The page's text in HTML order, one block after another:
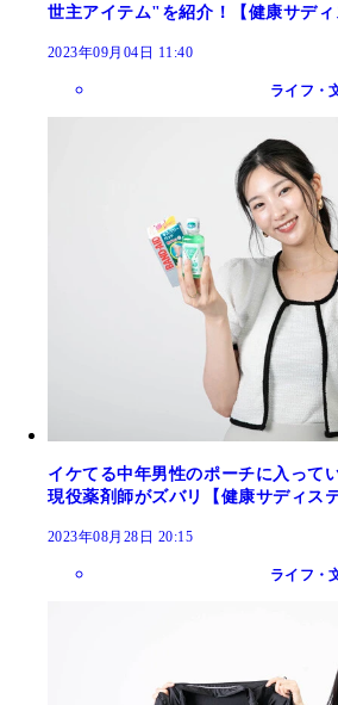
世主アイテム"を紹介！【健康サデ
2023年09月04日 11:40
ライフ・
イケてる中年男性のポーチに入って
現役薬剤師がズバリ【健康サディス
2023年08月28日 20:15
ライフ・